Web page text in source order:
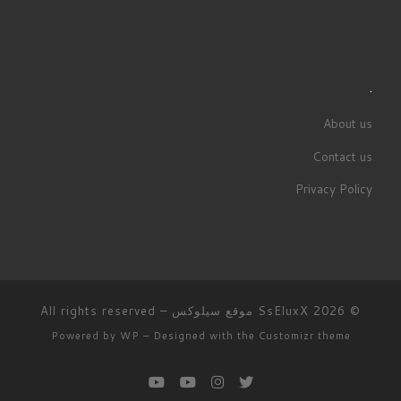
.
About us
Contact us
Privacy Policy
© 2026 SsEluxX موقع سيلوكس – All rights reserved
Powered by WP – Designed with the Customizr theme